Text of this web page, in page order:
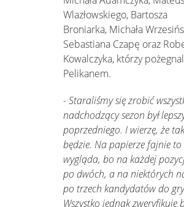
Wlazłowskiego, Bartosza
Broniarka, Michała
Sebastiana Czapę oraz
Kowalczyka, którzy
Pelikanem.
- Staraliśmy się zrobić
nadchodzący sezon był
poprzedniego. I wierzę, że
będzie. Na papierze fajnie to
wygląda, bo na każdej
po dwóch, a na niektórych
po trzech kandydatów do
Wszystko jednak zweryfikuje